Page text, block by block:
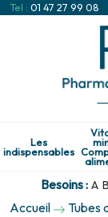
Tel : 01 47 27 99 08
Les
indispensables
Besoins : A B
Accueil Tubes